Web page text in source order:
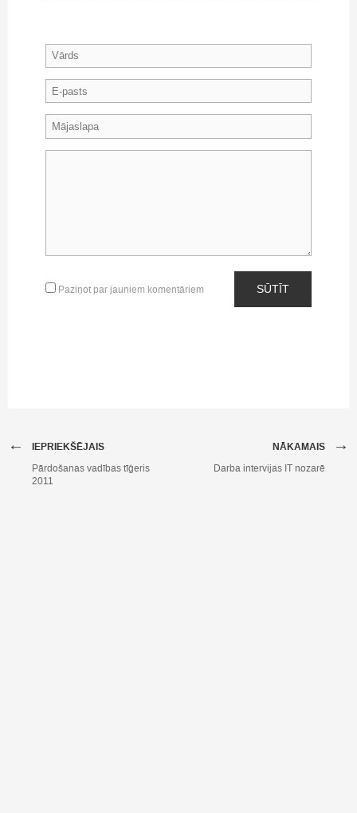
Paziņot par jauniem komentāriem SŪTĪT
IEPRIEKŠĒJAIS
←
Pārdošanas vadības tīģeris
2011
NĀKAMAIS →
Darba intervijas IT nozarē